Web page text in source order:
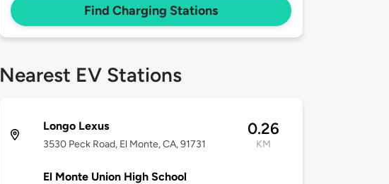
Find Charging Stations
Nearest EV Stations
Longo Lexus
3530 Peck Road, El Monte, CA, 91731
0.26
KM
El Monte Union High School